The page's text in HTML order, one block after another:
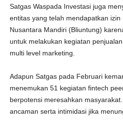
Satgas Waspada Investasi juga
entitas yang telah mendapatkan izin
Nusantara Mandiri (Bliuntung)
untuk melakukan kegiatan
multi level marketing.
Adapun Satgas pada Februari
menemukan 51 kegiatan fintech
berpotensi meresahkan
ancaman serta intimidasi jika